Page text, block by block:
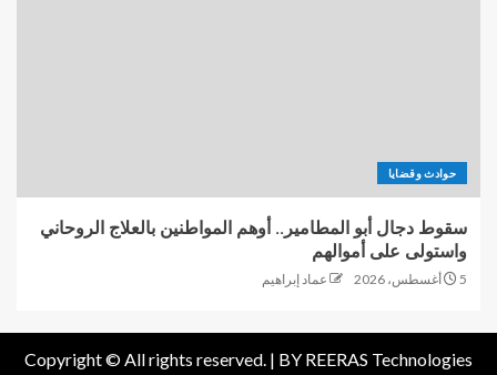
حوادث وقضايا
سقوط دجال أبو المطامير.. أوهم المواطنين بالعلاج الروحاني
واستولى على أموالهم
5 أغسطس، 2026 عماد إبراهيم
Copyright © All rights reserved. | BY REERAS Technologies